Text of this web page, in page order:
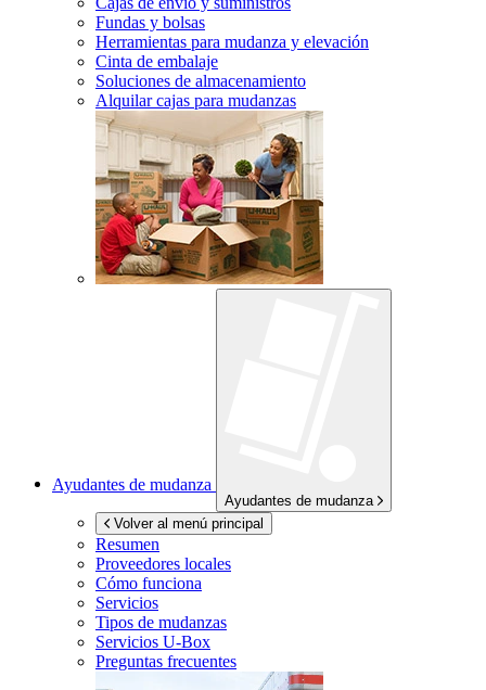
Fundas y bolsas
Herramientas para mudanza y elevación
Cinta de embalaje
Soluciones de almacenamiento
Alquilar cajas para mudanzas
Ayudantes de mudanza
Ayudantes de mudanza
Volver al menú principal
Resumen
Proveedores locales
Cómo funciona
Servicios
Tipos de mudanzas
Servicios U-Box
Preguntas frecuentes